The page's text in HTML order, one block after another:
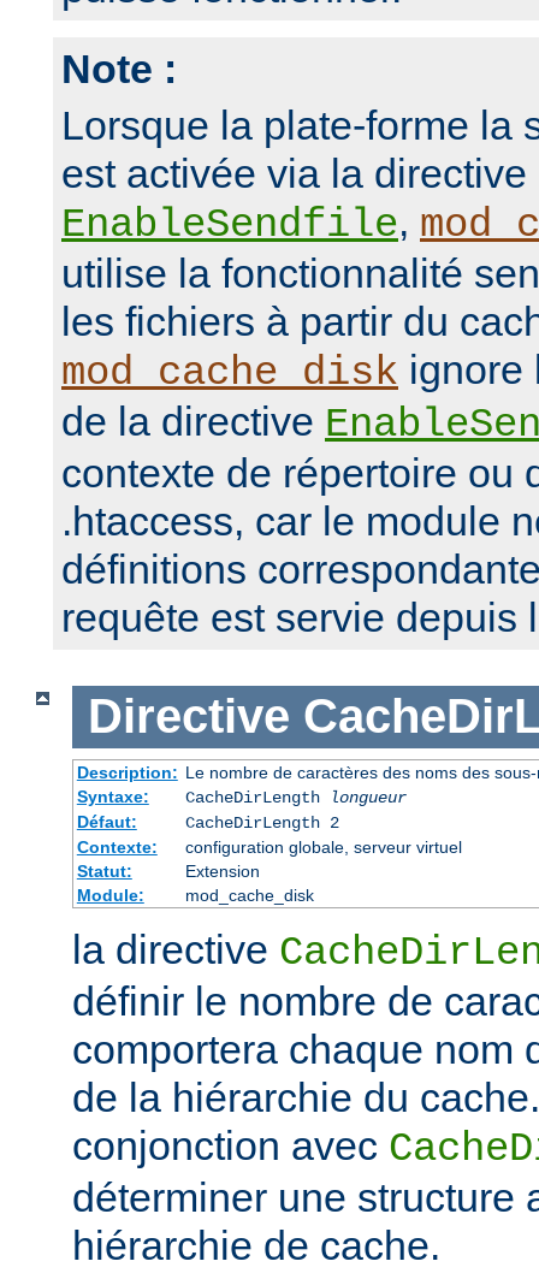
Note :
Lorsque la plate-forme la
est activée via la directive
EnableSendfile,
utilise la fonctionnalité
les fichiers à partir du
mod_cache_disk ignore
de la directive
contexte de répertoire ou
.htaccess, car le module
définitions
requête est servie depuis
Directive
Description: Le nombre de caractères des noms des
Syntaxe:
CacheDirLength
longueur
Défaut:
CacheDirLength 2
Contexte:
configuration globale, serveur virtuel
Statut:
Extension
Module:
mod_cache_disk
la directive
définir le nombre de
comportera chaque nom
de la hiérarchie du
conjonction avec
déterminer une structure
hiérarchie de cache.